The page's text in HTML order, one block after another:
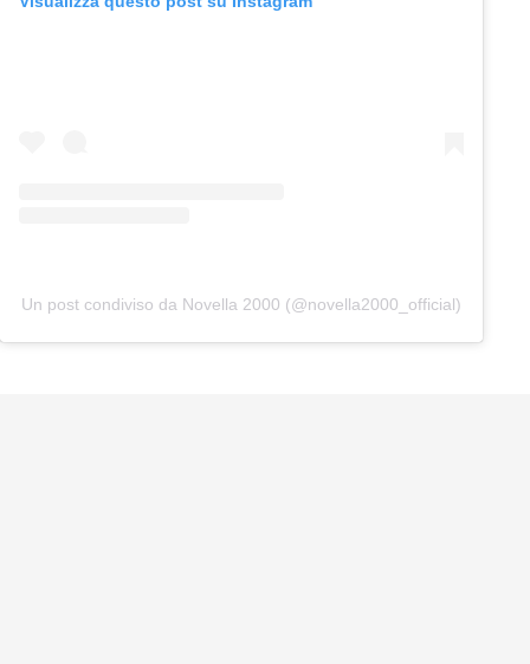
Un post condiviso da Novella 2000 (@novella2000_official)